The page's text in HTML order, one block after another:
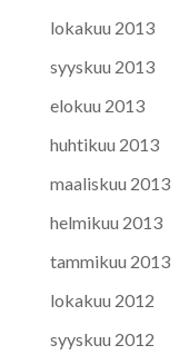
lokakuu 2013
syyskuu 2013
elokuu 2013
huhtikuu 2013
maaliskuu 2013
helmikuu 2013
tammikuu 2013
lokakuu 2012
syyskuu 2012